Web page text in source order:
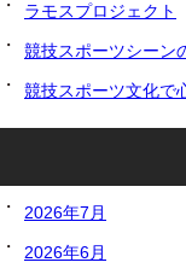
ラモスプロジェクト
競技スポーツシーン
競技スポーツ文化で
2026年7月
2026年6月